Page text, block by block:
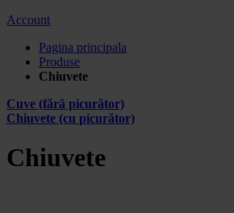
Account
Pagina principala
Produse
Chiuvete
Cuve (fără picurător)
Chiuvete (cu picurător)
Chiuvete